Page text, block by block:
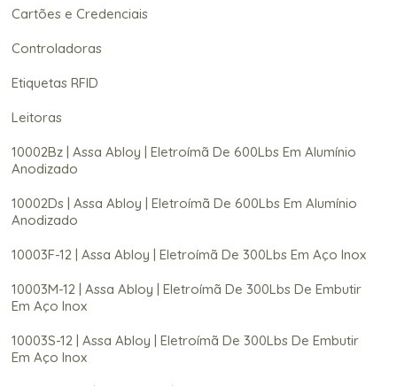
Cartões e Credenciais
Controladoras
Etiquetas RFID
Leitoras
10002Bz | Assa Abloy | Eletroímã De 600Lbs Em Alumínio
Anodizado
10002Ds | Assa Abloy | Eletroímã De 600Lbs Em Alumínio
Anodizado
10003F-12 | Assa Abloy | Eletroímã De 300Lbs Em Aço Inox
10003M-12 | Assa Abloy | Eletroímã De 300Lbs De Embutir
Em Aço Inox
10003S-12 | Assa Abloy | Eletroímã De 300Lbs De Embutir
Em Aço Inox